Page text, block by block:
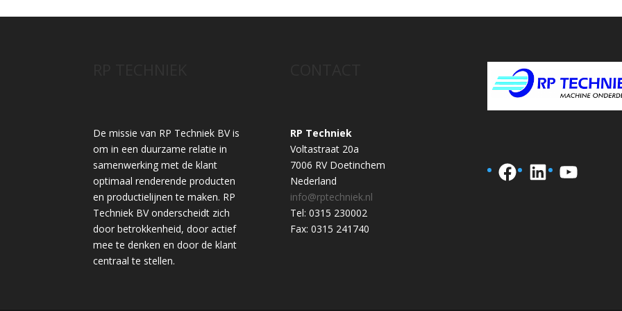
De missie van RP Techniek BV is
om in een duurzame relatie in
samenwerking met de klant
optimaal renderende producten
en productielijnen te maken. RP
Techniek BV onderscheidt zich
door betrokkenheid, door actief
mee te denken en door de klant
centraal te stellen.
RP Techniek
Voltastraat 20a
7006 RV Doetinchem
Nederland
info@rptechniek.nl
Tel: 0315 230002
Fax: 0315 241740
Facebook
LinkedIn